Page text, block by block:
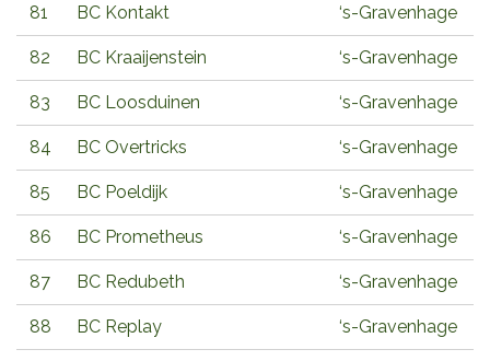
81 BC Kontakt ‘s-Gravenhage
82 BC Kraaijenstein ‘s-Gravenhage
83 BC Loosduinen ‘s-Gravenhage
84 BC Overtricks ‘s-Gravenhage
85 BC Poeldijk ‘s-Gravenhage
86 BC Prometheus ‘s-Gravenhage
87 BC Redubeth ‘s-Gravenhage
88 BC Replay ‘s-Gravenhage